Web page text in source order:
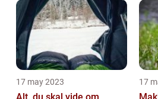
17 may 2023 17